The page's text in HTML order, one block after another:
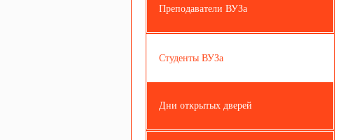
Преподаватели ВУЗа
Студенты ВУЗа
Дни открытых дверей